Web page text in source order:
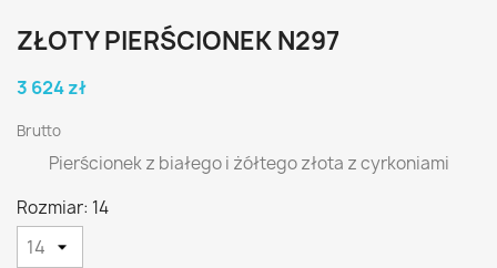
ZŁOTY PIERŚCIONEK N297
3 624 zł
Brutto
Pierścionek z białego i żółtego złota z cyrkoniami
Rozmiar: 14